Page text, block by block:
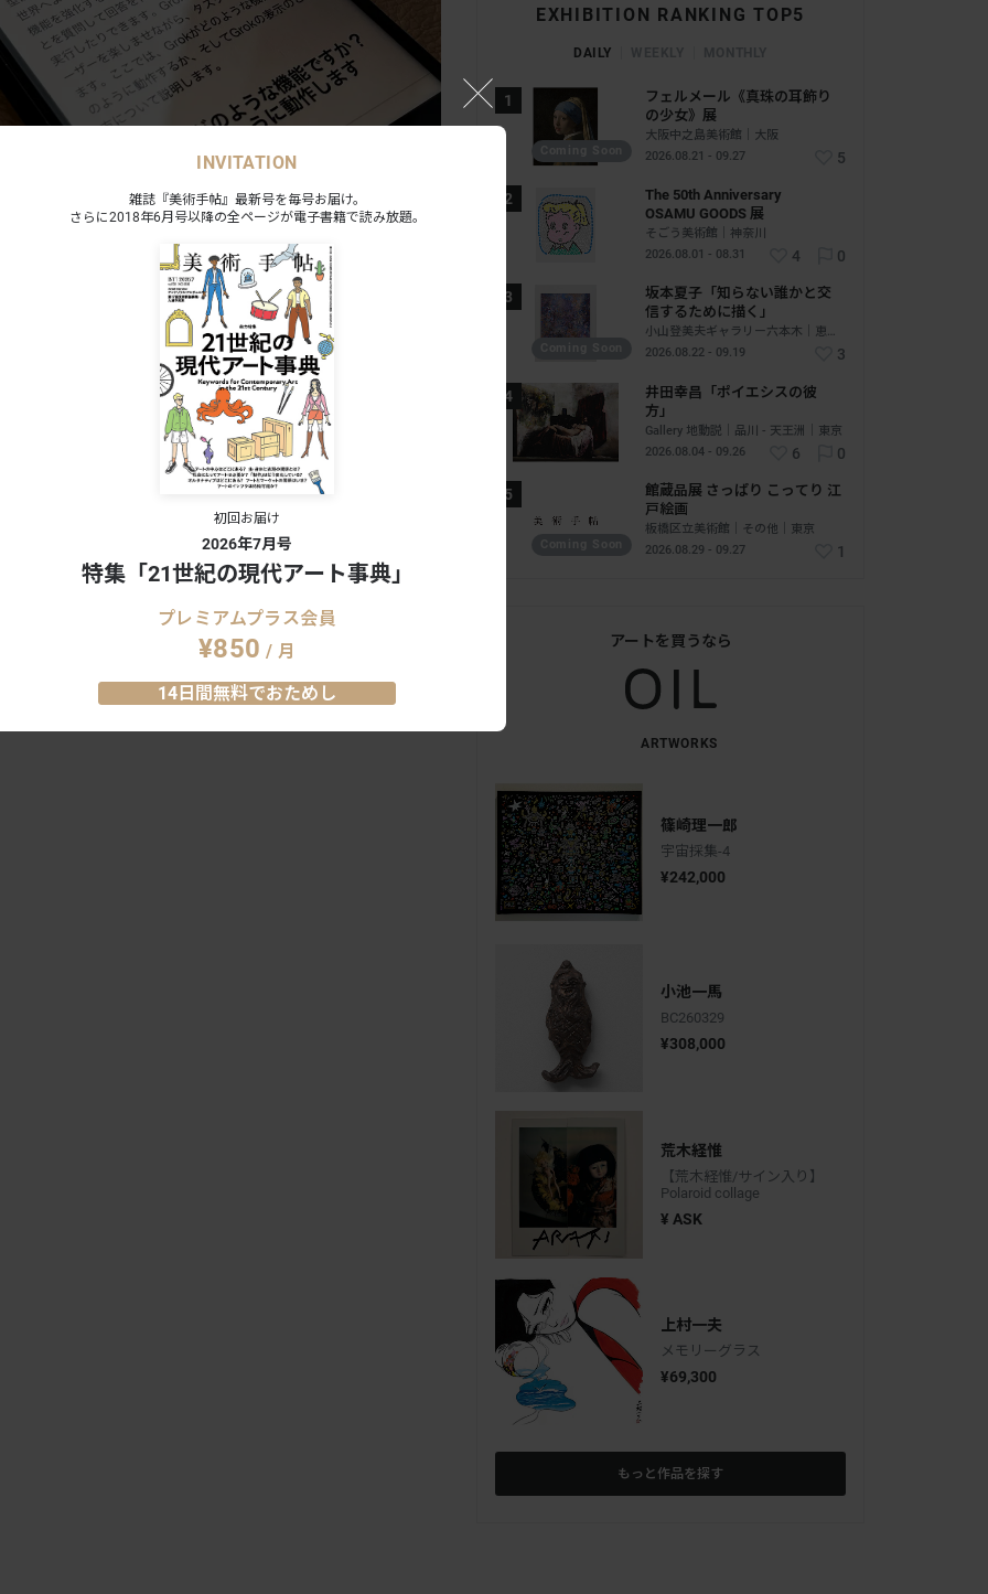
X（旧Twitter）ヘルプセンターに記載の規約
有料会員の方はこちら
ログイン
EXHIBITION RANKING TOP5
DAILY
フェルメール《真珠の耳飾り
の少女》展
大阪中之島美術館｜大阪
2026.08.21 - 09.27
5
The 50th Anniversary
OSAMU GOODS 展
そごう美術館｜神奈川
2026.08.01 - 08.31
4 0
坂本夏子「知らない誰かと交
信するために描く」
小山登美夫ギャラリー六本木｜恵比寿 - 六本木｜東京
2026.08.22 - 09.19
3
井田幸昌「ポイエシスの彼
方」
Gallery 地動説｜品川 - 天王洲｜東京
2026.08.04 - 09.26
6 0
館蔵品展 さっぱり こってり 江
戸絵画
板橋区立美術館｜その他｜東京
2026.08.29 - 09.27
1
アートを買うなら
ARTWORKS
篠崎理一郎
宇宙採集-4
¥242,000
小池一馬
BC260329
¥308,000
荒木経惟
【荒木経惟/サイン入り】
Polaroid collage
¥ ASK
上村一夫
メモリーグラス
¥69,300
もっと作品を探す
INVITATION
雑誌『美術手帖』最新号を毎号お届け。
さらに2018年6月号以降の全ページが電子書籍で読み放題。
初回お届け
2026年7月号
特集「21世紀の現代アート事典」
プレミアムプラス会員
¥850 / 月
14日間無料でおためし